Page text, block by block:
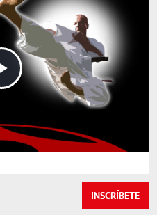
Play
INSCRÍBETE